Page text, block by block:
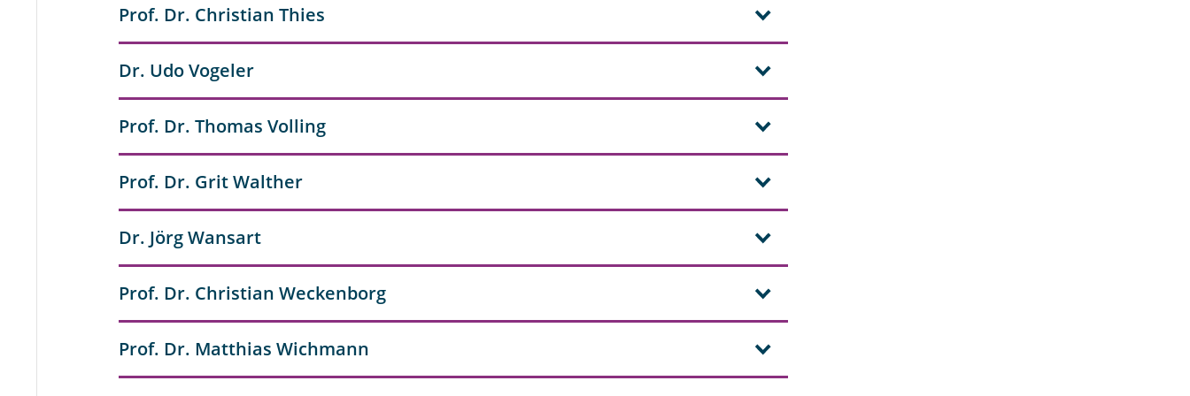
Prof. Dr. Christian Thies
Dr. Udo Vogeler
Prof. Dr. Thomas Volling
Prof. Dr. Grit Walther
Dr. Jörg Wansart
Prof. Dr. Christian Weckenborg
Prof. Dr. Matthias Wichmann